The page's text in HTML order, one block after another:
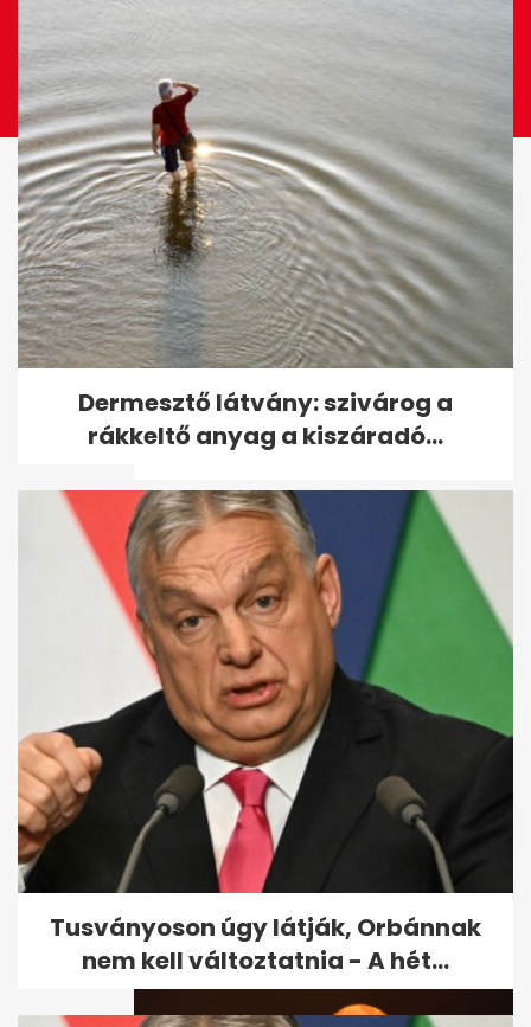
Fipresci Nagydíjra jelölték
Enyedi Ildikó filmjét, A
Csendes...
Colosseum mellett talált
épület: római tűzoltólaktanya
vagy...
Dermesztő látvány: szivárog a
rákkeltő anyag a kiszáradó...
Tusványoson úgy látják, Orbánnak
nem kell változtatnia - A hét...